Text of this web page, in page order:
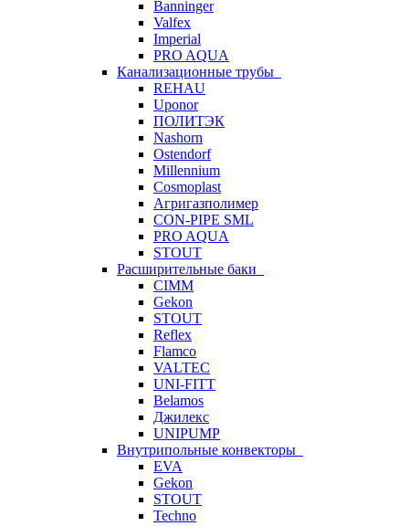
Banninger
Valfex
Imperial
PRO AQUA
Канализационные трубы
REHAU
Uponor
ПОЛИТЭК
Nashorn
Ostendorf
Millennium
Cosmoplast
Агригазполимер
CON-PIPE SML
PRO AQUA
STOUT
Расширительные баки
CIMM
Gekon
STOUT
Reflex
Flamco
VALTEC
UNI-FITT
Belamos
Джилекс
UNIPUMP
Внутрипольные конвекторы
EVA
Gekon
STOUT
Techno